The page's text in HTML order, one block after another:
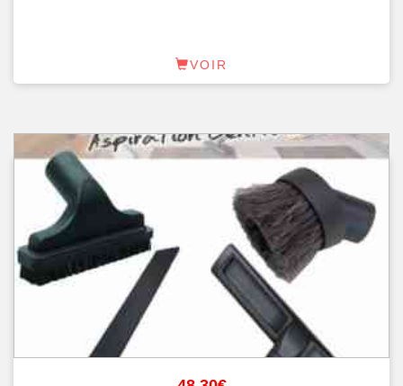
VOIR